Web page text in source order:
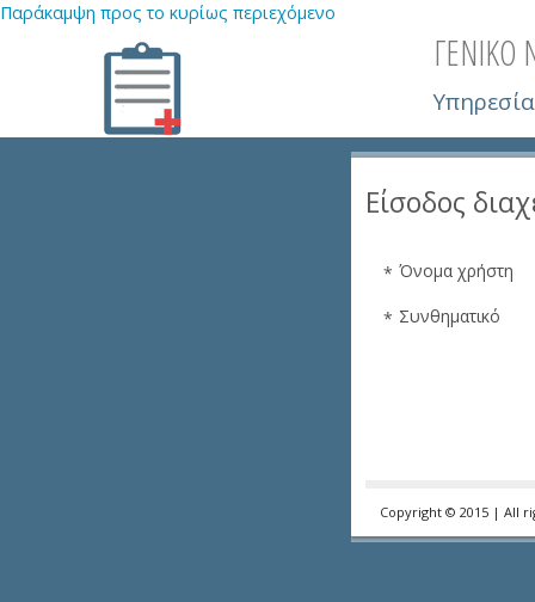
Παράκαμψη προς το κυρίως περιεχόμενο
Είσοδος
Όνομα χρήστη
*
Συνθηματικό
*
Copyright © 2015 | All